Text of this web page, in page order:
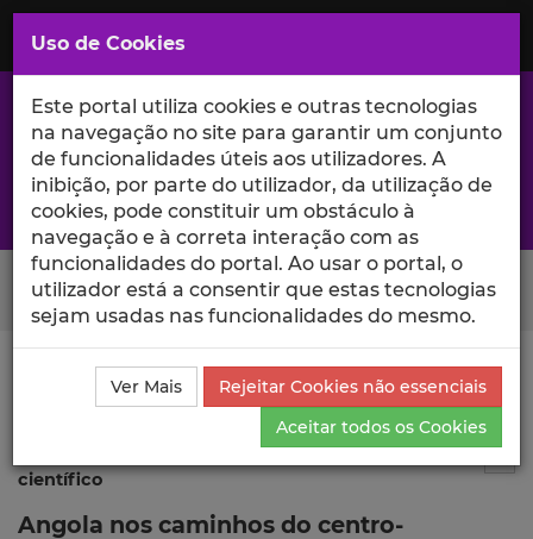
Saltar
para
Conteúdo
Principal
A excelência da investigação e ciência no Iscte
Search Button
Ciência_Iscte Publicações
Descrição Detalhada da
Publicação
científico
Angola nos caminhos do centro-
Uso de Cookies
Este portal utiliza cookies e outras tecnologias
na navegação no site para garantir um conjunto
de funcionalidades úteis aos utilizadores. A
inibição, por parte do utilizador, da utilização de
cookies, pode constituir um obstáculo à
navegação e à correta interação com as
funcionalidades do portal. Ao usar o portal, o
utilizador está a consentir que estas tecnologias
sejam usadas nas funcionalidades do mesmo.
Ver Mais
Rejeitar Cookies não essenciais
Aceitar todos os Cookies